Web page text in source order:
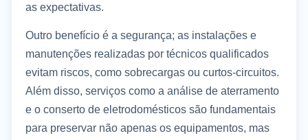
as expectativas.
Outro benefício é a segurança; as instalações e
manutenções realizadas por técnicos qualificados
evitam riscos, como sobrecargas ou curtos-circuitos.
Além disso, serviços como a análise de aterramento
e o conserto de eletrodomésticos são fundamentais
para preservar não apenas os equipamentos, mas